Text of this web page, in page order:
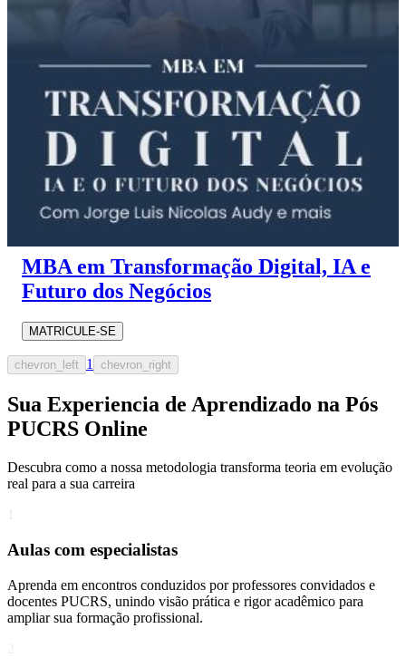
MBA em Transformação Digital, IA e
Futuro dos Negócios
MATRICULE-SE
chevron_left 1 chevron_right
Sua Experiencia de Aprendizado na Pós
PUCRS Online
Descubra como a nossa metodologia transforma teoria em evolução
real para a sua carreira​
Aulas com especialistas
Aprenda em encontros conduzidos por professores convidados e
docentes PUCRS, unindo visão prática e rigor acadêmico para
ampliar sua formação profissional.